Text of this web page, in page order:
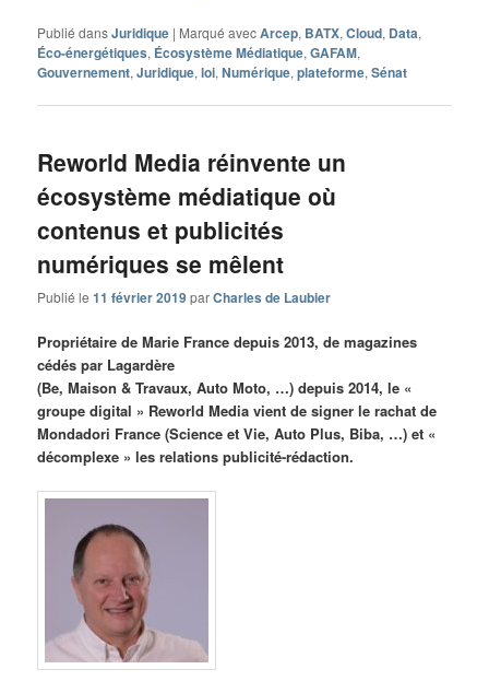
Publié dansJuridique | Marqué avecArcep, BATX,Cloud, Data,
Éco-énergétiques, Écosystème Médiatique,GAFAM,
Gouvernement,Juridique,loi,Numérique,plateforme,Sénat
Reworld Media réinvente un
écosystème médiatique où
contenus et publicités
numériques se mêlent
Publié le11 février 2019parCharles de Laubier
Propriétaire de Marie France depuis 2013, de magazines
cédés par Lagardère
(Be, Maison & Travaux, Auto Moto, …) depuis 2014, le «
groupe digital » Reworld Media vient de signer le rachat de
Mondadori France (Science et Vie, Auto Plus, Biba, …) et «
décomplexe » les relations publicité-rédaction.